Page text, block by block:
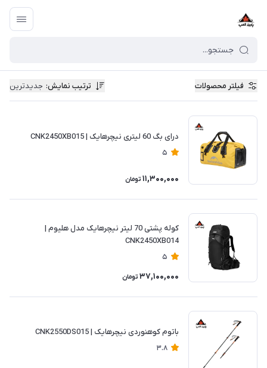
فیلتر محصولات ترتیب نمایش: جدیدترین
درای بگ 60 لیتری نیچرهایک | CNK2450XB015
5
11,300,000 تومان
کوله پشتی 70 لیتر نیچرهایک مدل هلیوم |
CNK2450XB014
5
37,100,000 تومان
باتوم کوهنوردی نیچرهایک | CNK2550DS015
3.8